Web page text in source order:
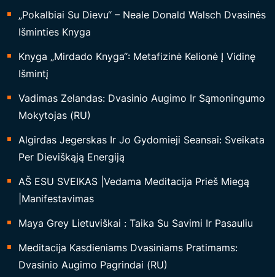
„Pokalbiai Su Dievu“ – Neale Donald Walsch Dvasinės
Išminties Knyga
Knyga „Mirdado Knyga“: Metafizinė Kelionė Į Vidinę
Išmintį
Vadimas Zelandas: Dvasinio Augimo Ir Sąmoningumo
Mokytojas (RU)
Algirdas Jegerskas Ir Jo Gydomieji Seansai: Sveikata
Per Dieviškąją Energiją
AŠ ESU SVEIKAS |Vedama Meditacija Prieš Miegą
|Manifestavimas
Maya Grey Lietuviškai : Taika Su Savimi Ir Pasauliu
Meditacija Kasdieniams Dvasiniams Pratimams:
Dvasinio Augimo Pagrindai (RU)